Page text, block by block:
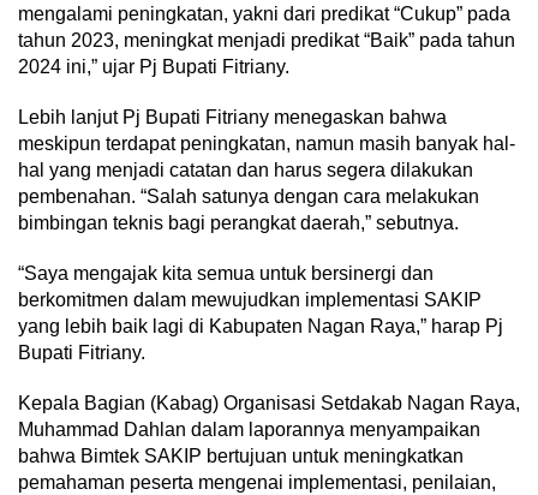
mengalami peningkatan, yakni dari predikat “Cukup” pada
tahun 2023, meningkat menjadi predikat “Baik” pada tahun
2024 ini,” ujar Pj Bupati Fitriany.
Lebih lanjut Pj Bupati Fitriany menegaskan bahwa
meskipun terdapat peningkatan, namun masih banyak hal-
hal yang menjadi catatan dan harus segera dilakukan
pembenahan. “Salah satunya dengan cara melakukan
bimbingan teknis bagi perangkat daerah,” sebutnya.
“Saya mengajak kita semua untuk bersinergi dan
berkomitmen dalam mewujudkan implementasi SAKIP
yang lebih baik lagi di Kabupaten Nagan Raya,” harap Pj
Bupati Fitriany.
Kepala Bagian (Kabag) Organisasi Setdakab Nagan Raya,
Muhammad Dahlan dalam laporannya menyampaikan
bahwa Bimtek SAKIP bertujuan untuk meningkatkan
pemahaman peserta mengenai implementasi, penilaian,